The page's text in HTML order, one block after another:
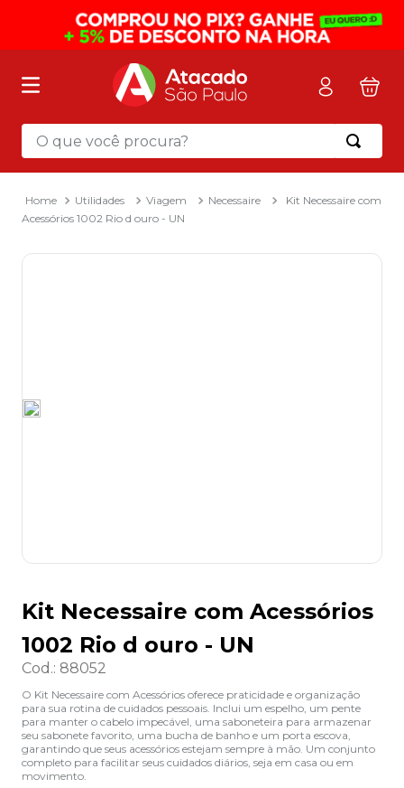
O que você procura?
Utilidades Viagem Necessaire
Kit Necessaire com
Acessórios 1002 Rio d ouro - UN
Kit Necessaire com Acessórios
1002 Rio d ouro - UN
Cod.: 88052
O Kit Necessaire com Acessórios oferece praticidade e organização
para sua rotina de cuidados pessoais. Inclui um espelho, um pente
para manter o cabelo impecável, uma saboneteira para armazenar
seu sabonete favorito, uma bucha de banho e um porta escova,
garantindo que seus acessórios estejam sempre à mão. Um conjunto
completo para facilitar seus cuidados diários, seja em casa ou em
movimento.
Termos mais buscados
mochila
2º sacola
3º mala
8